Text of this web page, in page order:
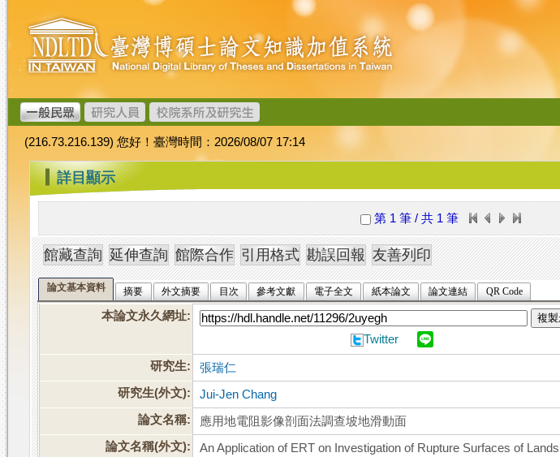
跳
到
主
要
內
容
臺
灣
博
碩
士
論
文
加
值
系
統
(216.73.216.139) 您好！臺灣時間：2026/08/07 17:14
::: 詳目顯示
第 1 筆 / 共 1 筆
論文基本資料 摘要 外文摘要 目次 參考文獻 電子全文 紙本論文 論文連結 QR Code
本論文永久網址: 複
Twitter
研究生:
張瑞仁
研究生(外文):
Jui-Jen Chang
論文名稱:
應用地電阻影像剖面法調查坡地滑動面
論文名稱(外文):
An Application of ERT on Investigation of Rupture Surfaces of